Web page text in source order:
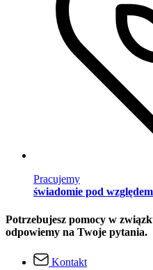
Pracujemy
świadomie pod
Potrzebujesz pomocy w
odpowiemy na Twoje pytania.
Kontakt